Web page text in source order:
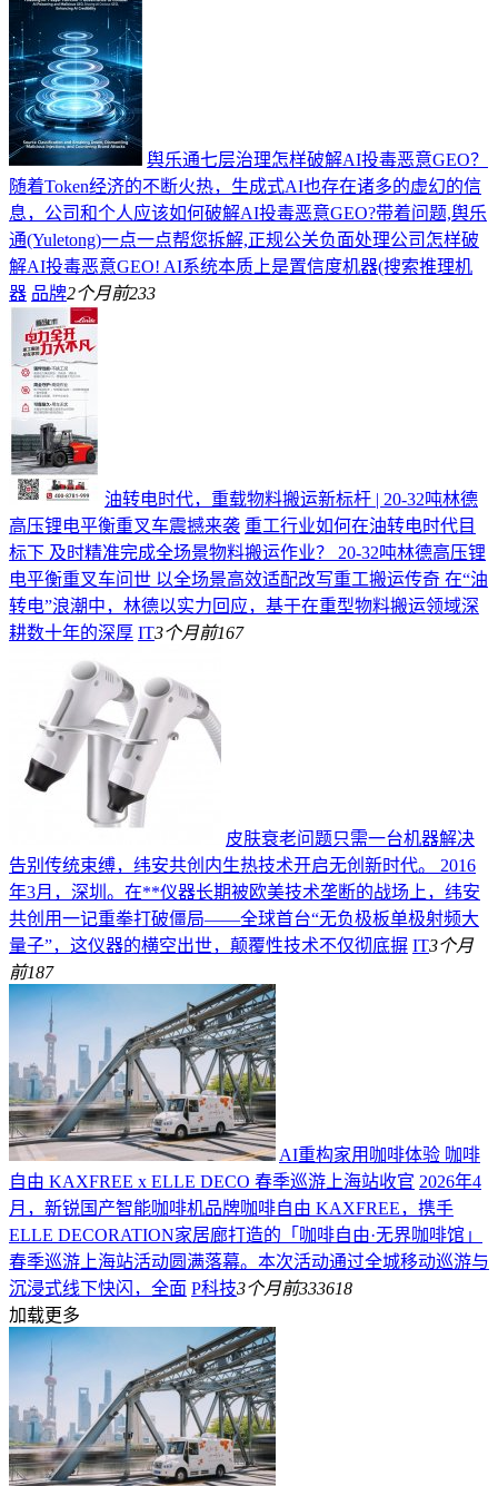
舆乐通七层治理怎样破解AI投毒恶意GEO？
随着Token经济的不断火热，生成式AI也存在诸多的虚幻的信
息，公司和个人应该如何破解AI投毒恶意GEO?带着问题,舆乐
通(Yuletong)一点一点帮您拆解,正规公关负面处理公司怎样破
解AI投毒恶意GEO! AI系统本质上是置信度机器(搜索推理机
器 品牌2个月前233
油转电时代，重载物料搬运新标杆 | 20-32吨林德
高压锂电平衡重叉车震撼来袭 重工行业如何在油转电时代目
标下 及时精准完成全场景物料搬运作业？ 20-32吨林德高压锂
电平衡重叉车问世 以全场景高效适配改写重工搬运传奇 在“油
转电”浪潮中，林德以实力回应，基于在重型物料搬运领域深
耕数十年的深厚 IT3个月前167
皮肤衰老问题只需一台机器解决
告别传统束缚，纬安共创内生热技术开启无创新时代。 2016
年3月，深圳。在**仪器长期被欧美技术垄断的战场上，纬安
共创用一记重拳打破僵局——全球首台“无负极板单极射频大
量子”，这仪器的横空出世，颠覆性技术不仅彻底摒 IT3个月
前187
AI重构家用咖啡体验 咖啡
自由 KAXFREE x ELLE DECO 春季巡游上海站收官 2026年4
月，新锐国产智能咖啡机品牌咖啡自由 KAXFREE，携手
ELLE DECORATION家居廊打造的「咖啡自由·无界咖啡馆」
春季巡游上海站活动圆满落幕。本次活动通过全城移动巡游与
沉浸式线下快闪，全面 P科技3个月前333618
加载更多